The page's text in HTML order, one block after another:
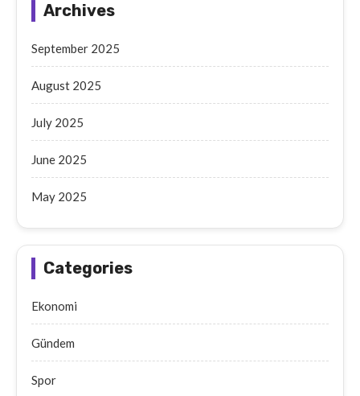
Archives
September 2025
August 2025
July 2025
June 2025
May 2025
Categories
Ekonomi
Gündem
Spor